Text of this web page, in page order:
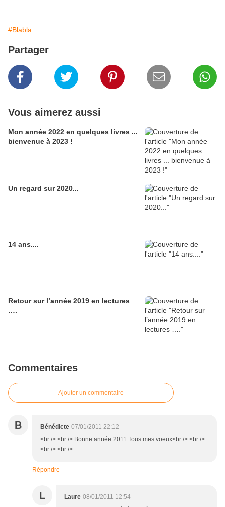
#Blabla
Partager
Vous aimerez aussi
Mon année 2022 en quelques livres ...
bienvenue à 2023 !
Un regard sur 2020...
14 ans....
Retour sur l’année 2019 en lectures
….
Commentaires
Ajouter un commentaire
B Bénédicte 07/01/2011 22:12
<br /> <br /> Bonne année 2011 Tous mes voeux<br /> <br />
<br /> <br />
Répondre
L Laure 08/01/2011 12:54